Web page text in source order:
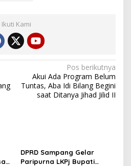
Ikuti Kami
Pos berikutnya
Akui Ada Program Belum
Tuntas, Aba Idi Bilang Begini
saat Ditanya Jihad Jilid II
DPRD Sampang Gelar
Paripurna LKPj Bupati